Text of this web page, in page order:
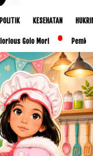
POLITIK KESEHATAN
Mori Pemkab Lombok